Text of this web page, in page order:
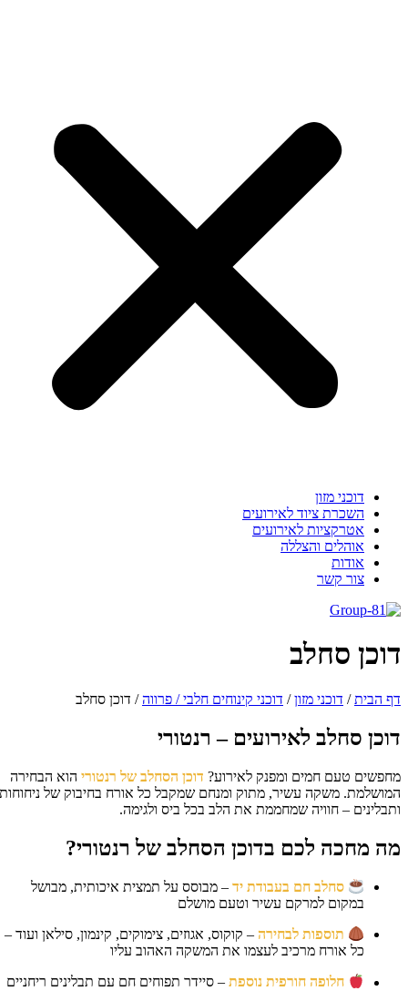
דוכני מזון
השכרת ציוד לאירועים
אטרקציות לאירועים
אוהלים והצללה
אודות
צור קשר
סחלב
הבית/דוכני מזון/דוכני קינוחים חלבי / פרווה/דוכן סחלב
סחלב לאירועים – רנטורי
טעם חמים ומפנק לאירוע?דוכן הסחלב של רנטוריהוא הבחירה
משקה עשיר, מתוק ומנחם שמקבל כל אורח בחיבוק של ניחוחות
– חוויה שמחממת את הלב בכל ביס ולגימה.
מחכה לכם בדוכן הסחלב של רנטורי?
סחלב חם בעבודת יד– מבוסס על תמצית איכותית, מבושל
במקום למרקם עשיר וטעם מושלם
תוספות לבחירה– קוקוס, אגוזים, צימוקים, קינמון, סילאן ועוד –
כל אורח מרכיב לעצמו את המשקה האהוב עליו
חלופה חורפית נוספת– סיידר תפוחים חם עם תבלינים ריחניים